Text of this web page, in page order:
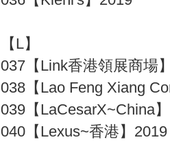
【L】
037【Link香港領展商場
038【Lao Feng Xiang
039【LaCesarX~China
040【Lexus~香港】2019